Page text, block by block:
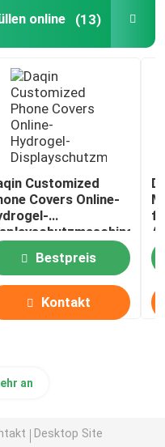
online (13)
Customized
Covers Online-
Bestpreis
Kontakt
an
Desktop Site